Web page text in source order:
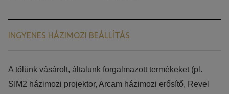
INGYENES HÁZIMOZI BEÁLLÍTÁS
​​A tőlünk vásárolt, általunk forgalmazott termékeket (pl.
SIM2 házimozi projektor, Arcam házimozi erősítő, Revel